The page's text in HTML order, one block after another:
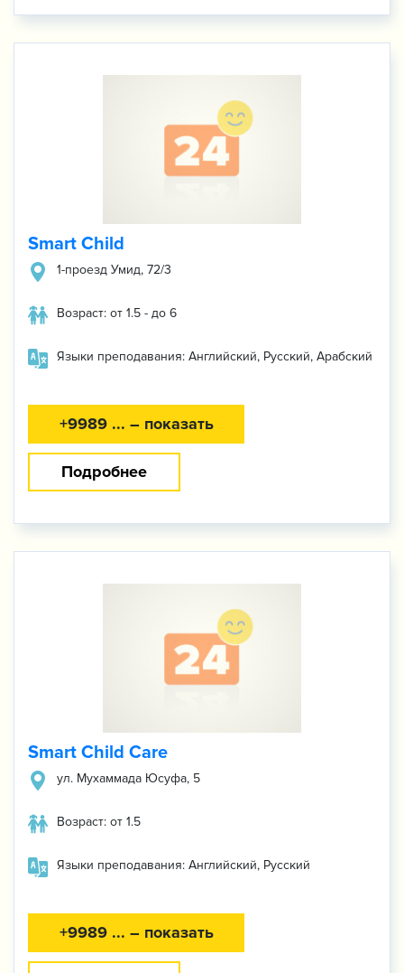
Smart Child
1-проезд Умид, 72/3
Возраст: от 1.5 - до 6
Языки преподавания: Английский, Русский, Арабский
+9989 ... – показать
Подробнее
Smart Child Care
ул. Мухаммада Юсуфа, 5
Возраст: от 1.5
Языки преподавания: Английский, Русский
+9989 ... – показать